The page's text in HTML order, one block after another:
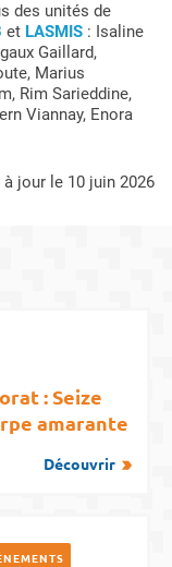
des unités de
et LASMIS : Isaline
Gaillard,
Marius
Rim Sarieddine,
Viannay, Enora
à jour le 10 juin 2026
: Seize
amarante
Découvrir